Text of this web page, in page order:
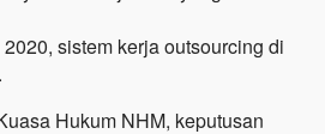
sistem kerja outsourcing di
Hukum NHM, keputusan